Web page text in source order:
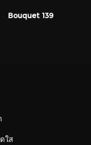
Bouquet 139
ใส